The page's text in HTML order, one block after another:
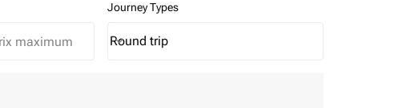
Journey Types
Journey Types option Round trip Selected
Round trip
keyboard_arrow_down